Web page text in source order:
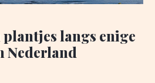
langs enige
Nederland